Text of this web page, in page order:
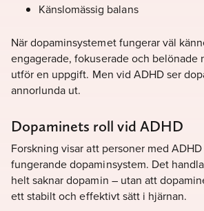
Känslomässig balans
När dopaminsystemet fungerar väl
engagerade, fokuserade och belönade
utför en uppgift. Men vid ADHD ser
annorlunda ut.
Dopaminets roll vid ADHD
Forskning visar att personer med
fungerande dopaminsystem. Det
helt saknar dopamin – utan att
ett stabilt och effektivt sätt i hjärnan.